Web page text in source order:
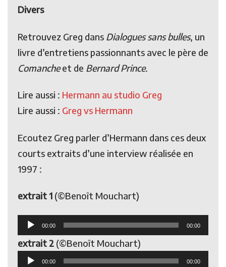
Divers
Retrouvez Greg dans Dialogues sans bulles, un
livre d’entretiens passionnants avec le père de
Comancheet de Bernard Prince.
Lire aussi : Hermann au studio Greg
Lire aussi : Greg vs Hermann
Ecoutez Greg parler d’Hermann dans ces deux
courts extraits d’une interview réalisée en
1997 :
extrait 1 (©Benoît Mouchart)
Lecteur
audio
00:00 00:00
extrait 2 (©Benoît Mouchart)
Lecteur
00:00 00:00